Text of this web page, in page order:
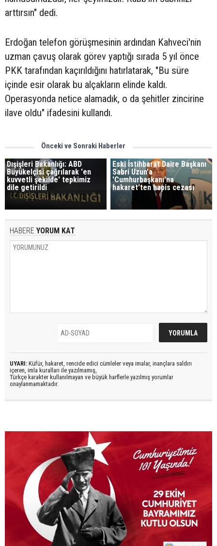
arttırsın" dedi.
Erdoğan telefon görüşmesinin ardından Kahveci'nin
uzman çavuş olarak görev yaptığı sırada 5 yıl önce
PKK tarafından kaçırıldığını hatırlatarak, "Bu süre
içinde esir olarak bu alçakların elinde kaldı.
Operasyonda netice alamadık, o da şehitler zincirine
ilave oldu" ifadesini kullandı.
Önceki ve Sonraki Haberler
Dışişleri Bakanlığı: ABD
Büyükelçisi çağrılarak 'en
kuvvetli şekilde' tepkimiz
dile getirildi
Eski İstihbarat Daire Başkanı
Sabri Uzun'a
'Cumhurbaşkanı'na
hakaret'ten hapis cezası
HABERE YORUM KAT
UYARI: Küfür, hakaret, rencide edici cümleler veya imalar, inançlara saldırı
içeren, imla kuralları ile yazılmamış,
Türkçe karakter kullanılmayan ve büyük harflerle yazılmış yorumlar
onaylanmamaktadır.